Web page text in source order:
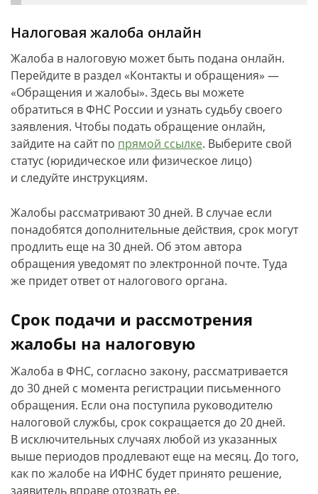
Налоговая жалоба онлайн
Жалоба в налоговую может быть подана онлайн.
Перейдите в раздел «Контакты и обращения» —
«Обращения и жалобы». Здесь вы можете
обратиться в ФНС России и узнать судьбу своего
заявления. Чтобы подать обращение онлайн,
зайдите на сайт по прямой ссылке. Выберите свой
статус (юридическое или физическое лицо)
и следуйте инструкциям.
Жалобы рассматривают 30 дней. В случае если
понадобятся дополнительные действия, срок могут
продлить еще на 30 дней. Об этом автора
обращения уведомят по электронной почте. Туда
же придет ответ от налогового органа.
Срок подачи и рассмотрения
жалобы на налоговую
Жалоба в ФНС, согласно закону, рассматривается
до 30 дней с момента регистрации письменного
обращения. Если она поступила руководителю
налоговой службы, срок сокращается до 20 дней.
В исключительных случаях любой из указанных
выше периодов продлевают еще на месяц. До того,
как по жалобе на ИФНС будет принято решение,
заявитель вправе отозвать ее.